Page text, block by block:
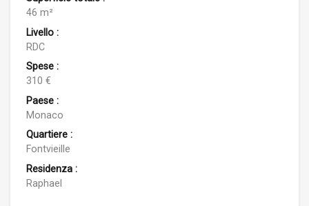
46 m²
Livello :
RDC
Spese :
310 €
Paese :
Monaco
Quartiere :
Fontvieille
Residenza :
Raphael